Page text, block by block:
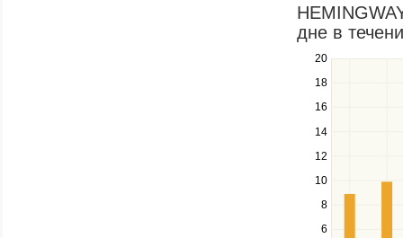
in
a
series.
дне в
6
8
10
12
14
16
18
20
Use
the
and
down
to
navigate
between
series.
Use